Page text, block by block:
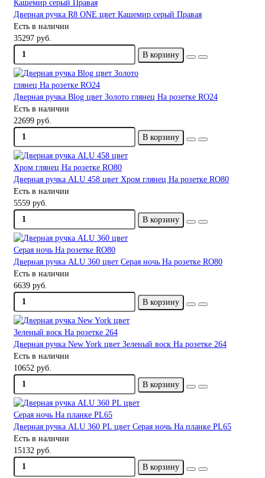
Дверная ручка R8 ONE цвет Кашемир серый Правая
Есть в наличии
35297 руб.
В корзину
Дверная ручка Blog цвет Золото глянец На розетке RO24
Есть в наличии
22699 руб.
В корзину
Дверная ручка ALU 458 цвет Хром глянец На розетке RO80
Есть в наличии
5559 руб.
В корзину
Дверная ручка ALU 360 цвет Серая ночь На розетке RO80
Есть в наличии
6639 руб.
В корзину
Дверная ручка New York цвет Зеленый воск На розетке 264
Есть в наличии
10652 руб.
В корзину
Дверная ручка ALU 360 PL цвет Серая ночь На планке PL65
Есть в наличии
15132 руб.
В корзину